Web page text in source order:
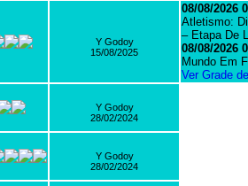
Y Godoy
15/08/2025
08/08/2026
Atletismo:
– Etapa De
08/08/2026
Mundo Em
Ver Grade
Y Godoy
28/02/2024
Y Godoy
28/02/2024